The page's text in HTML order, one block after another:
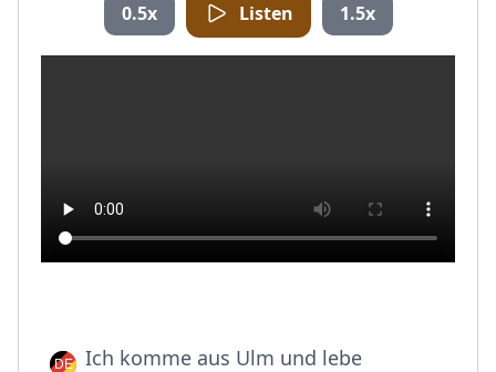
0.5x Listen 1.5x
Ich komme aus Ulm und lebe